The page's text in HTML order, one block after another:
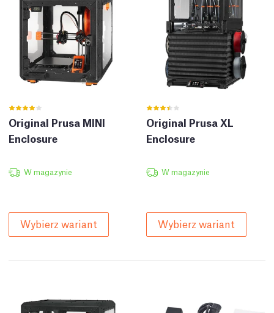
Original Prusa MINI
Enclosure
W magazynie
Wybierz wariant
Original Prusa XL
Enclosure
W magazynie
Wybierz wariant